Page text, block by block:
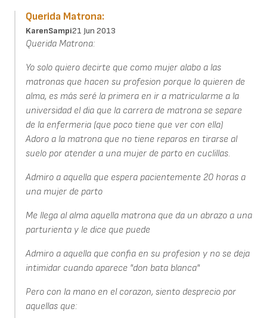
Querida Matrona:
KarenSampi21 Jun 2013
Querida Matrona:
Yo solo quiero decirte que como mujer alabo a las
matronas que hacen su profesion porque lo quieren de
alma, es más seré la primera en ir a matricularme a la
universidad el dia que la carrera de matrona se separe
de la enfermeria (que poco tiene que ver con ella)
Adoro a la matrona que no tiene reparos en tirarse al
suelo por atender a una mujer de parto en cuclillas.
Admiro a aquella que espera pacientemente 20 horas a
una mujer de parto
Me llega al alma aquella matrona que da un abrazo a una
parturienta y le dice que puede
Admiro a aquella que confia en su profesion y no se deja
intimidar cuando aparece "don bata blanca"
Pero con la mano en el corazon, siento desprecio por
aquellas que: